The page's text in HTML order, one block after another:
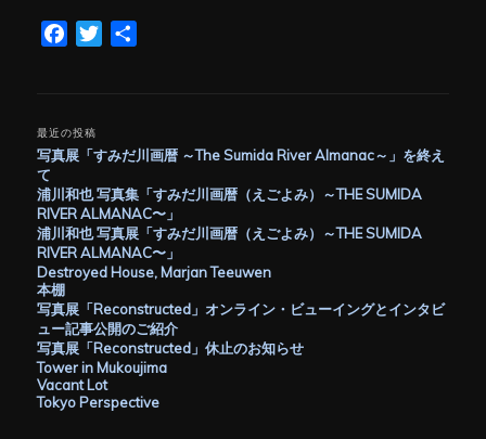
FacebookTwitter
最近の投稿
写真展「すみだ川画暦 ～The Sumida River Almanac～」を終え
て
浦川和也 写真集「すみだ川画暦（えごよみ）～THE SUMIDA
RIVER ALMANAC〜」
浦川和也 写真展「すみだ川画暦（えごよみ）～THE SUMIDA
RIVER ALMANAC〜」
Destroyed House, Marjan Teeuwen
本棚
写真展「Reconstructed」オンライン・ビューイングとインタビ
ュー記事公開のご紹介
写真展「Reconstructed」休止のお知らせ
Tower in Mukoujima
Vacant Lot
Tokyo Perspective